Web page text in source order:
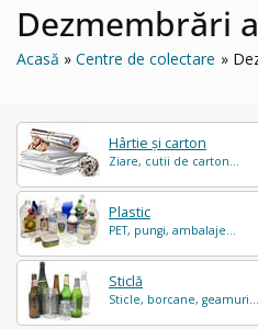
Dezmembrări
Acasă Centre de colectare
Hârtie și carton
Ziare, cutii de carton...
Plastic
PET, pungi, ambalaje...
Sticlă
Sticle, borcane, geamuri...